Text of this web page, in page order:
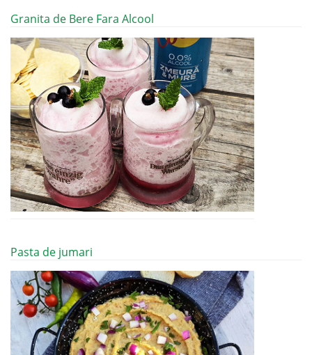
Granita de Bere Fara Alcool
Pasta de jumari